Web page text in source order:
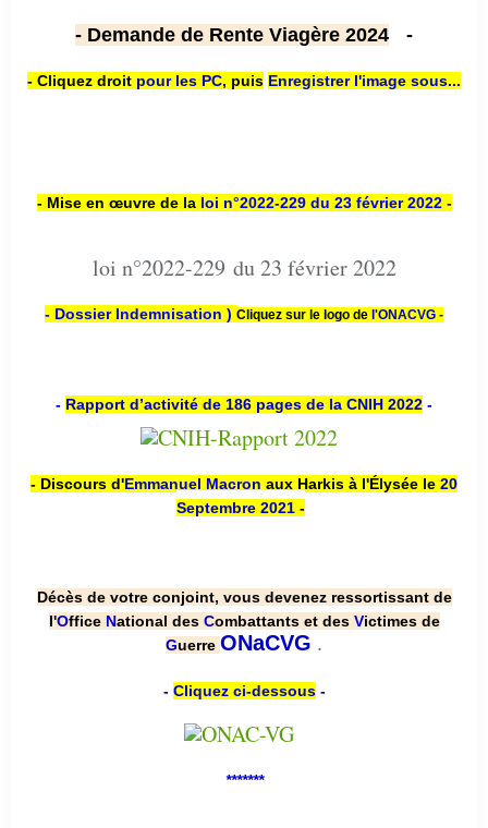
- Demande de Rente Viagère 2024 -
- Cliquez droit pour les PC, puis Enregistrer l'image sous...
- Mise en œuvre de la loi n°2022-229 du 23 février 2022 -
loi n°2022-229 du 23 février 2022
- Dossier Indemnisation ) Cliquez sur le logo de l'ONACVG -
- Rapport d’activité de 186 pages de la CNIH 2022 -
- Discours d'Emmanuel Macron aux Harkis à l'Élysée le 20
Septembre 2021 -
Décès de votre conjoint, vous devenez ressortissant de
l'Office National des Combattants et des Victimes de
Guerre ONaCVG .
- Cliquez ci-dessous-
*******